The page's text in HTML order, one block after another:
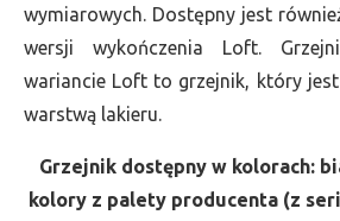
wymiarowych. Dostępny jest
wersji wykończenia Loft.
wariancie Loft to grzejnik, który
warstwą lakieru.
Grzejnik dostępny w kolorach:
kolory z palety producenta (z